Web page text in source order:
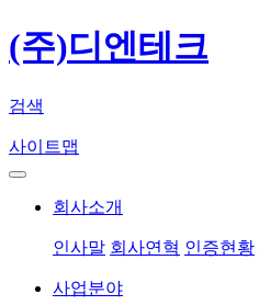
(주)디엔테크
검색
사이트맵
회사소개
인사말 회사연혁 인증현황
사업분야